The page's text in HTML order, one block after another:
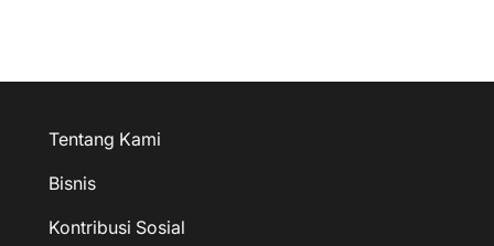
Tentang Kami
Bisnis
Kontribusi Sosial